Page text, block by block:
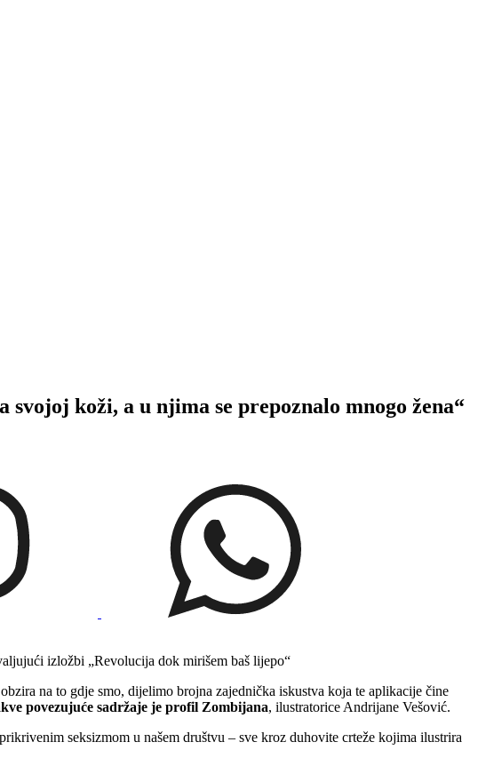
koži, a u njima se prepoznalo mnogo žena“
izložbi „Revolucija dok mirišem baš lijepo“
na to gdje smo, dijelimo brojna zajednička iskustva koja te aplikacije čine
povezujuće sadržaje je profil Zombijana, ilustratorice Andrijane Vešović.
seksizmom u našem društvu – sve kroz duhovite crteže kojima ilustrira